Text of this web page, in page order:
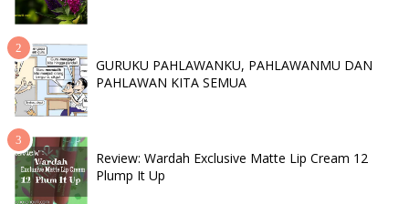
GURUKU PAHLAWANKU, PAHLAWANMU DAN
PAHLAWAN KITA SEMUA
Review: Wardah Exclusive Matte Lip Cream 12
Plump It Up